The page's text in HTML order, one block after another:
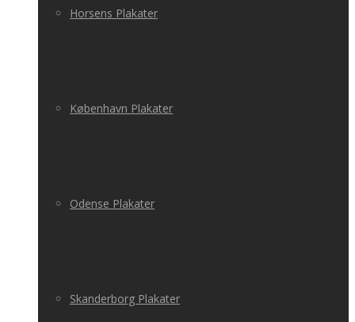
Horsens Plakater
København Plakater
Odense Plakater
Skanderborg Plakater